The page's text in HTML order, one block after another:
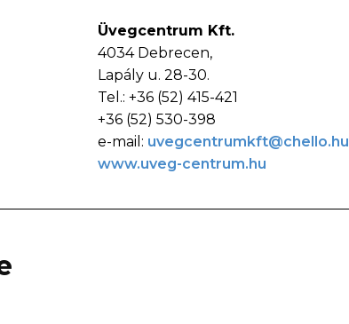
Üvegcentrum Kft.
4034 Debrecen,
Lapály u. 28-30.
Tel.: +36 (52) 415-421
+36 (52) 530-398
e-mail: uvegcentrumkft@chello.hu
www.uveg-centrum.hu